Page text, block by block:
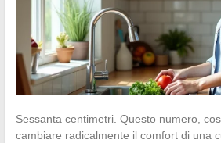
Sessanta centimetri. Questo numero,
cambiare radicalmente il comfort di una